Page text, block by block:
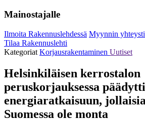
Mainostajalle
Ilmoita Rakennuslehdessä Myynnin
Tilaa Rakennuslehti
Kategoriat Korjausrakentaminen Uutiset
Helsinkiläisen kerrostalon
peruskorjauksessa
energiaratkaisuun,
Suomessa ole monta